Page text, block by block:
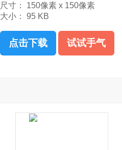
尺寸：
150像素 x 150像素
大小：
95 KB
点击下载 试试手气